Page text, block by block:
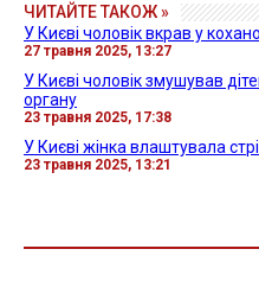
ЧИТАЙТЕ ТАКОЖ »
У Києві чоловік вкрав у
27 травня 2025, 13:27
У Києві чоловік змушував
органу
23 травня 2025, 17:38
У Києві жінка влаштувала
23 травня 2025, 13:21